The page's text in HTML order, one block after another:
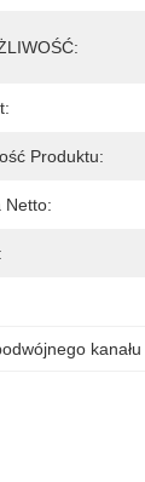
Produktu:
Netto: